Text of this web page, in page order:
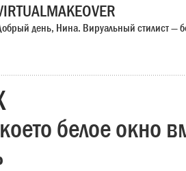
день, Нина. Вируальный стилист —
белое окно